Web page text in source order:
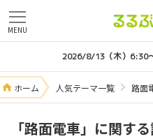
MENU
2026/8/13（木）6:30
ホーム 人気テーマ一覧 路面
「路面電車」に関す